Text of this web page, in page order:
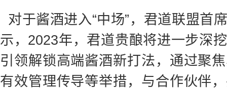
对于酱酒进入“中场”，君道联盟首
示，2023年，君道贵酿将进一步深
引领解锁高端酱酒新打法，通过聚
有效管理传导等举措，与合作伙伴